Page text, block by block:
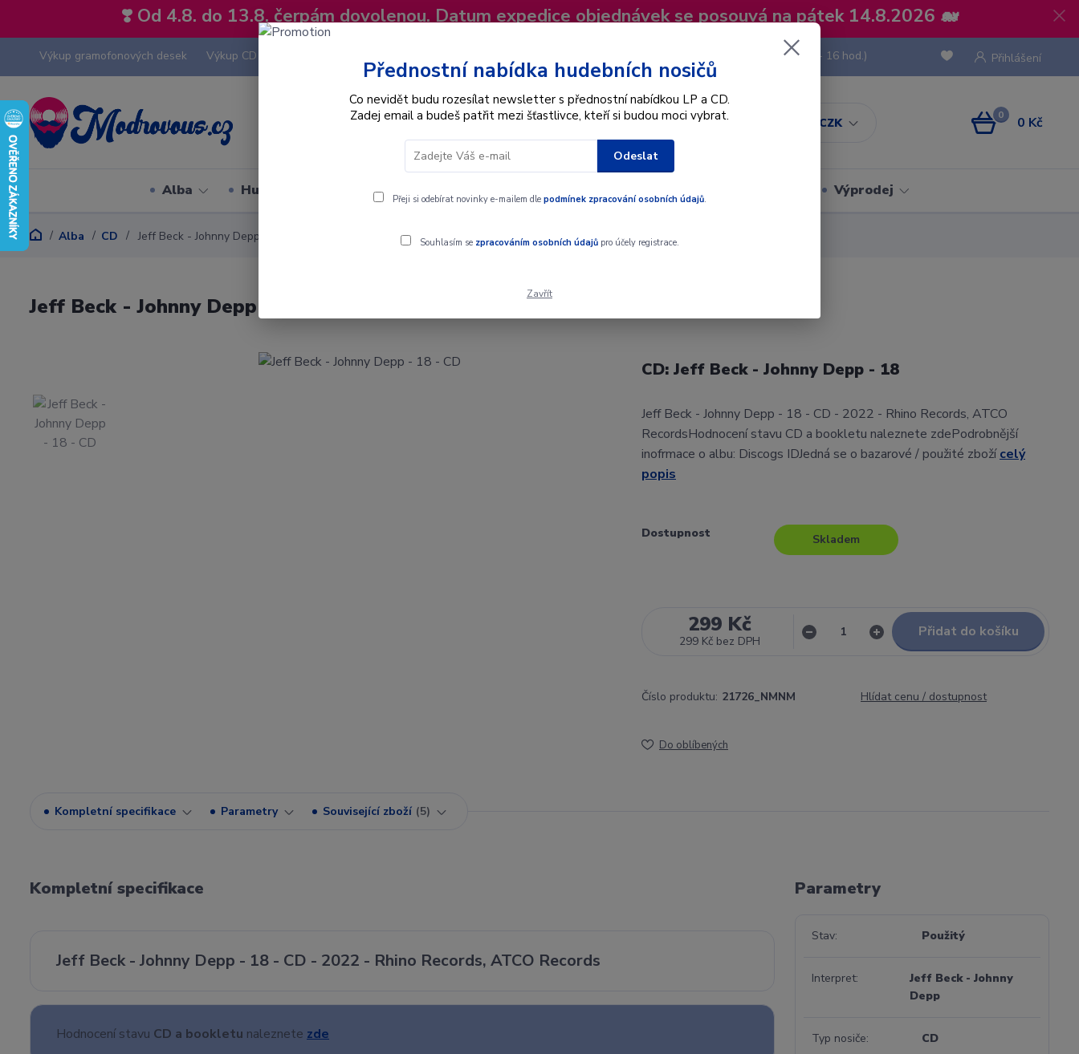
❣️ Od 4.8. do 13.8. čerpám dovolenou. Datum expedice objednávek se posouvá na pátek 14.8.2026 🐋
Výkup gramofonových desek Výkup CD
CZK
Přihlášení
Hledat
(Po-Pá, 8 - 16 hod.)
0 0 Kč
Alba Hudební styly Interpret Dárkové poukazy Výprodej
Alba CD Jeff Beck - Johnny Depp - 18 - CD
Jeff Beck - Johnny Depp - 18 - CD
CD: Jeff Beck - Johnny Depp - 18
Jeff Beck - Johnny Depp - 18 - CD - 2022 - Rhino Records, ATCO
RecordsHodnocení stavu CD a bookletu naleznete zdePodrobnější
inofrmace o albu: Discogs IDJedná se o bazarové / použité zbožícelý
popis
Dostupnost Skladem
299 Kč
299 Kč bez DPH
Přidat do košíku
Číslo produktu: 21726_NMNM Hlídat cenu / dostupnost
Do oblíbených
Kompletní specifikace Parametry Související zboží 5
Kompletní specifikace
Jeff Beck - Johnny Depp - 18 - CD - 2022 - Rhino Records, ATCO Records
Hodnocení stavu CD a bookletu naleznete zde
Parametry
Stav Použitý
Interpret
Jeff Beck - Johnny
Depp
Typ nosiče CD
Přednostní nabídka hudebních nosičů
Co nevidět budu rozesílat newsletter s přednostní nabídkou LP a CD.
Zadej email a budeš patřit mezi šťastlivce, kteří si budou moci vybrat.
Odeslat
Přeji si odebírat novinky e-mailem dle podmínek zpracování osobních údajů.
Souhlasím se zpracováním osobních údajůpro účely registrace.
Zavřít